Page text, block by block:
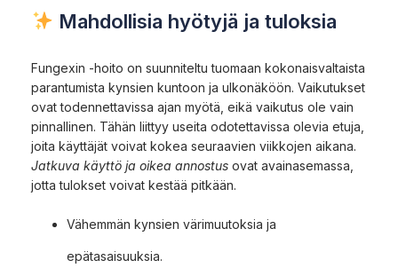
Mahdollisia hyötyjä ja tuloksia
Fungexin -hoito on suunniteltu tuomaan kokonaisvaltaista
parantumista kynsien kuntoon ja ulkonäköön. Vaikutukset
ovat todennettavissa ajan myötä, eikä vaikutus ole vain
pinnallinen. Tähän liittyy useita odotettavissa olevia etuja,
joita käyttäjät voivat kokea seuraavien viikkojen aikana.
Jatkuva käyttö ja oikea annostus ovat avainasemassa,
jotta tulokset voivat kestää pitkään.
Vähemmän kynsien värimuutoksia ja
epätasaisuuksia.